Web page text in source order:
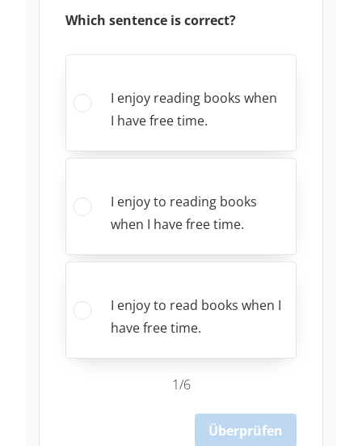
Which sentence is correct?
I enjoy reading books when
I have free time.
I enjoy to reading books
when I have free time.
I enjoy to read books when I
have free time.
1/6
Überprüfen